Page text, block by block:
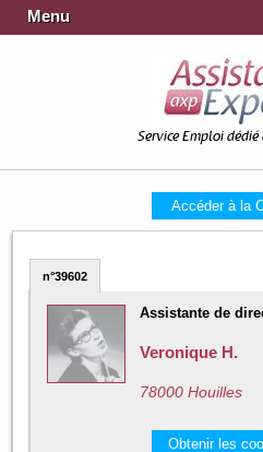
Menu
Service Emploi
Accéder à la
n°39602
Assistante de
Veronique H.
78000 Houilles
Obtenir les